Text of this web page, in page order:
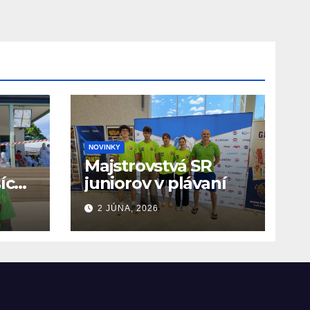
NOVINKY
Majstrovstvá SR
juniorov v plávaní
2 JÚNA, 2026